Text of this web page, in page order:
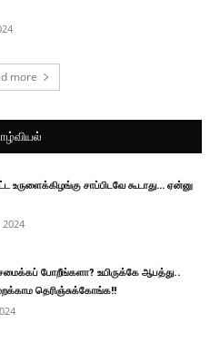
more
உருளைக்கிழங்கு சாப்பிடவே கூடாது… ஏன்னு
2024
போறீங்களா? உயிருக்கே ஆபத்து..
தெரிஞ்சுக்கோங்க!!